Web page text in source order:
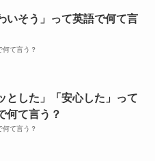
いそう」って英語で何て言
何て言う？
とした」「安心した」って
何て言う？
何て言う？